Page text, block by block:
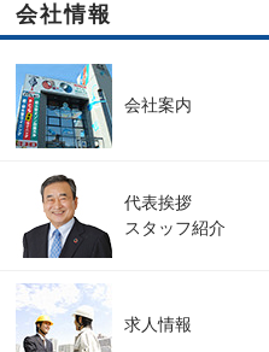
会社情報
会社案内
代表挨拶
スタッフ紹介
求人情報